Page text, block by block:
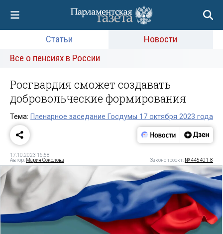
Статьи
Новости
Все о пенсиях в России
Росгвардия сможет создавать
добровольческие формирования
Тема: Пленарное заседание Госдумы 17 октября 2023 года
17.10.2023 16:58
Автор: Мария Соколова Законопроект: № 445401-8